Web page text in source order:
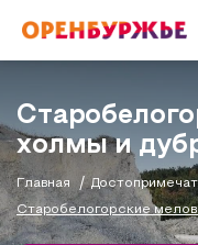
О РЕГИОНЕ
О регионе
МОЙ МАРШРУТ
Русский(RU)
холмы и
Главная
Старобелогорские